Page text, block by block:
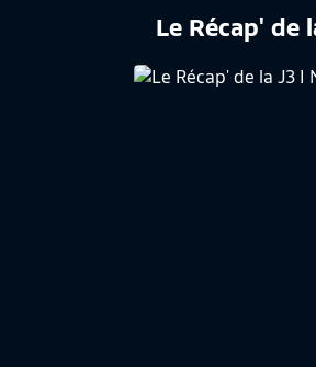
Le Récap' de